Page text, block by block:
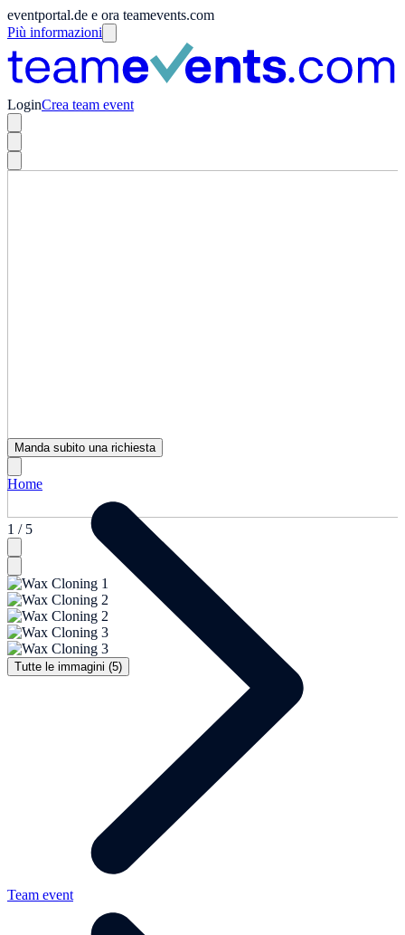
eventportal.de e ora teamevents.com
Più informazioni
LoginCrea team event
1 / 5
Tutte le immagini (5)
Manda subito una richiesta
Home
Team event